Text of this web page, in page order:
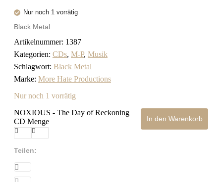
Nur noch 1 vorrätig
Black Metal
Artikelnummer: 1387
Kategorien: CDs, M-P, Musik
Schlagwort: Black Metal
Marke: More Hate Productions
Nur noch 1 vorrätig
NOXIOUS - The Day of Reckoning
CD Menge
In den Warenkorb
Teilen: